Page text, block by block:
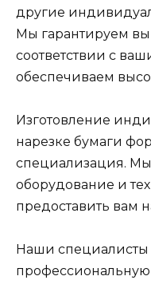
другие
Мы гарантируем
соответствии с
обеспечиваем
Изготовление
нарезке бумаги
специализация.
оборудование и
предоставить вам
Наши специалисты